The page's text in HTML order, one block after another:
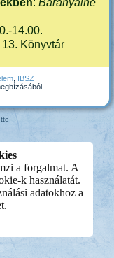
: Baranyainé
14.00.
Könyvtár
,
IBSZ
a forgalmat. A
k használatát.
adatokhoz a